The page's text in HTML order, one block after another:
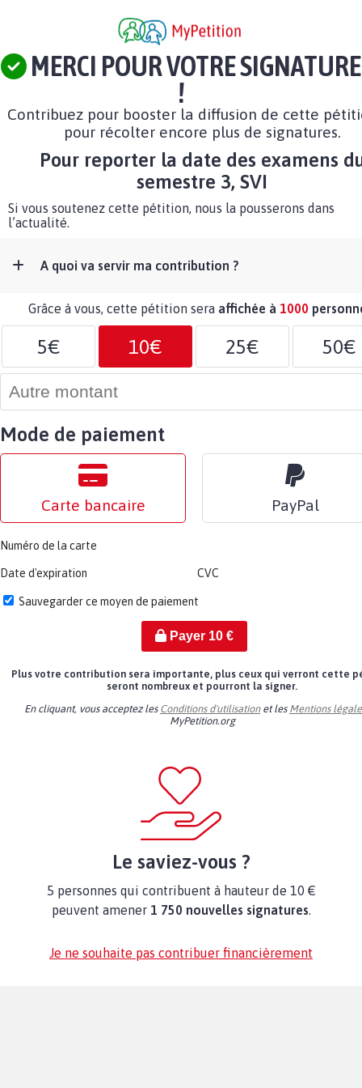
MERCI POUR VOTRE SIGNATURE
!
Contribuez pour booster la diffusion de cette
pour récolter encore plus de signatures.
Pour reporter la date des examens
semestre 3, SVI
Si vous soutenez cette pétition, nous la pousserons dans
l’actualité.
A quoi va servir ma contribution ?
Grâce à vous, cette pétition sera affichée à 1000
5€ 10€ 25€ 50€
Mode de paiement
Carte bancaire PayPal
Numéro de la carte
Date d'expiration CVC
Sauvegarder ce moyen de paiement
Payer 10€
Plus votre contribution sera importante, plus ceux qui verront cette
seront nombreux et pourront la signer.
En cliquant, vous acceptez les Conditions d'utilisationet les Mentions
MyPetition.org
Le saviez-vous ?
5 personnes qui contribuent à hauteur de 10 €
peuvent amener 1 750 nouvelles signatures.
Je ne souhaite pas contribuer financièrement